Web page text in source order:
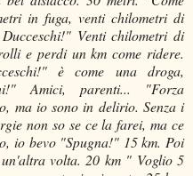
in fuga, venti chilometri di
Venti chilometri di
e perdi un km come ridere.
è come una droga,
Amici, parenti... "Forza
ma io sono in delirio. Senza i
non so se ce la farei, ma ce
io bevo "Spugna!" 15 km. Poi
volta. 20 km " Voglio 5